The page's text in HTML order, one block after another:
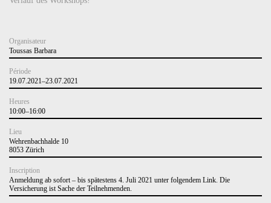
Organisateur
Toussas Barbara
Période
19.07.2021–23.07.2021
Heures
10:00–16:00
Lieu
Wehrenbachhalde 10
8053 Zürich
Inscription
Anmeldung ab sofort – bis spätestens 4. Juli 2021 unter folgendem Link. Die
Versicherung ist Sache der Teilnehmenden.